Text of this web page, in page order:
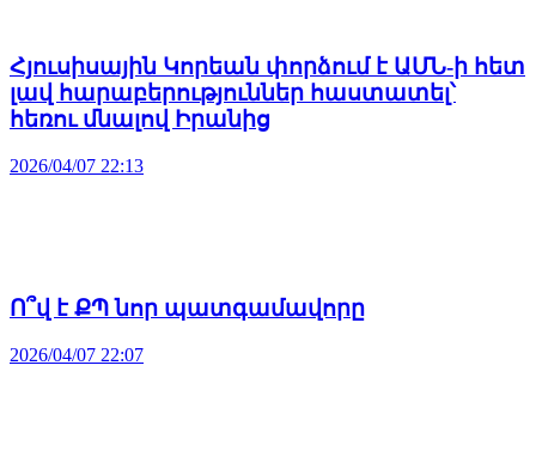
Հյուսիսային Կորեան փորձում է ԱՄՆ-ի հետ
լավ հարաբերություններ հաստատել՝
հեռու մնալով Իրանից
2026/04/07 22:13
Ո՞վ է ՔՊ նոր պատգամավորը
2026/04/07 22:07